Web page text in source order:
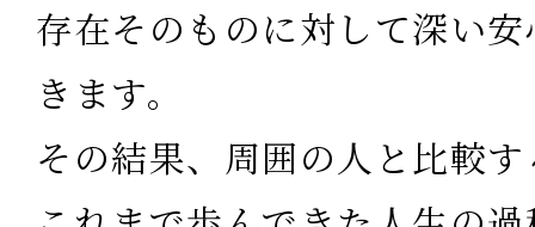
存在そのものに対して深い
きます。
その結果、周囲の人と比較